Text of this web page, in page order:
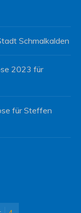
Schmalkalden
2023 für
für Steffen